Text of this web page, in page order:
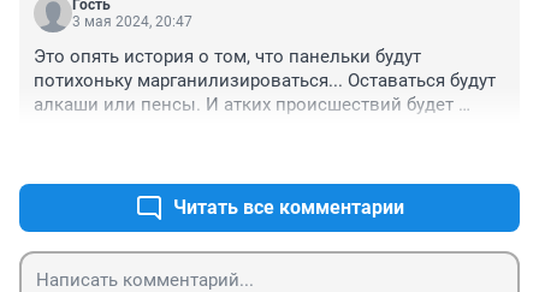
Гость
3 мая 2024, 20:47
Это опять история о том, что панельки будут
потихоньку марганилизироваться... Оставаться будут
алкаши или пенсы. И атких происшествий будет
Читать все комментарии